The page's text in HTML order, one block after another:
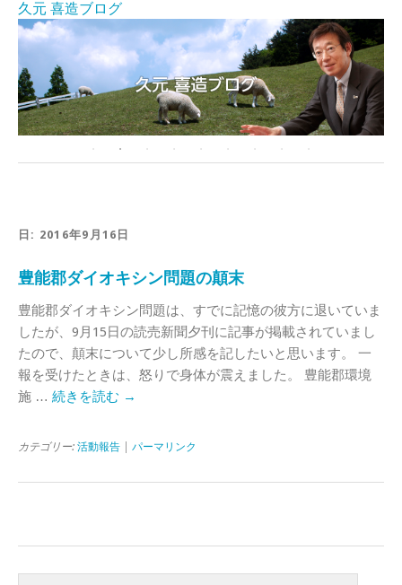
久元 喜造ブログ
日: 2016年9月16日
豊能郡ダイオキシン問題の顛末
豊能郡ダイオキシン問題は、すでに記憶の彼方に退いていま
したが、9月15日の読売新聞夕刊に記事が掲載されていまし
たので、顛末について少し所感を記したいと思います。 一
報を受けたときは、怒りで身体が震えました。 豊能郡環境
施 … 続きを読む →
カテゴリー: 活動報告 パーマリンク